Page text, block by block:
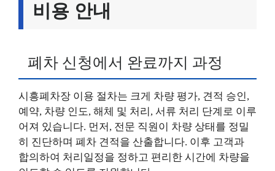
비용 안내
폐차 신청에서 완료까지 과정
시흥폐차장 이용 절차는 크게 차량 평가, 견적 승인,
예약, 차량 인도, 해체 및 처리, 서류 처리 단계로 이루
어져 있습니다. 먼저, 전문 직원이 차량 상태를 정밀
히 진단하며 폐차 견적을 산출합니다. 이후 고객과
합의하여 처리일정을 정하고 편리한 시간에 차량을